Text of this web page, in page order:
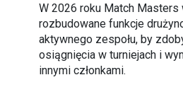
W 2026 roku Match Masters
rozbudowane funkcje
aktywnego zespołu, by
osiągnięcia w turniejach i
innymi członkami.